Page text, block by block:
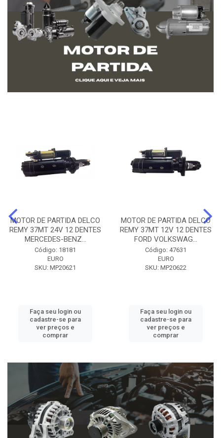
MOTOR DE PARTIDA DELCO
REMY 37MT 24V 12 DENTES
MERCEDES-BENZ...
Código: 18181
EURO
SKU: MP20621
Faça seu login ou
cadastre-se para
ver preços e
comprar
MOTOR DE PARTIDA DELCO
REMY 37MT 12V 12 DENTES
FORD VOLKSWAG...
Código: 47631
EURO
SKU: MP20622
Faça seu login ou
cadastre-se para
ver preços e
comprar